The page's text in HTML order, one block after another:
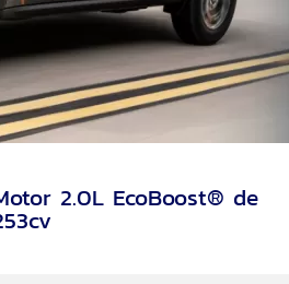
2.0L EcoBoost® de